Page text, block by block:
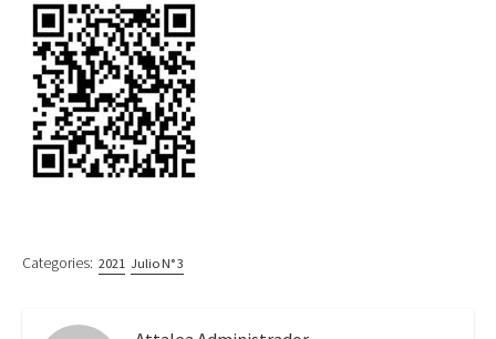
Categories: 2021 Julio N° 3